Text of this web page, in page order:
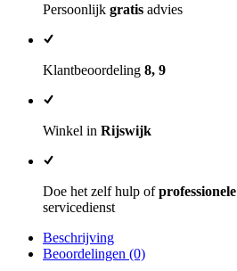
Persoonlijk gratis advies
Klantbeoordeling 8, 9
Winkel in Rijswijk
Doe het zelf hulp ofprofessionele
servicedienst
Beschrijving
Beoordelingen (0)